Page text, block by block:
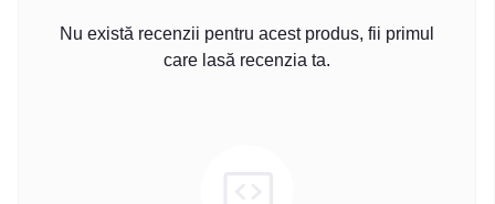
Nu există recenzii pentru acest produs, fii primul
care lasă recenzia ta.